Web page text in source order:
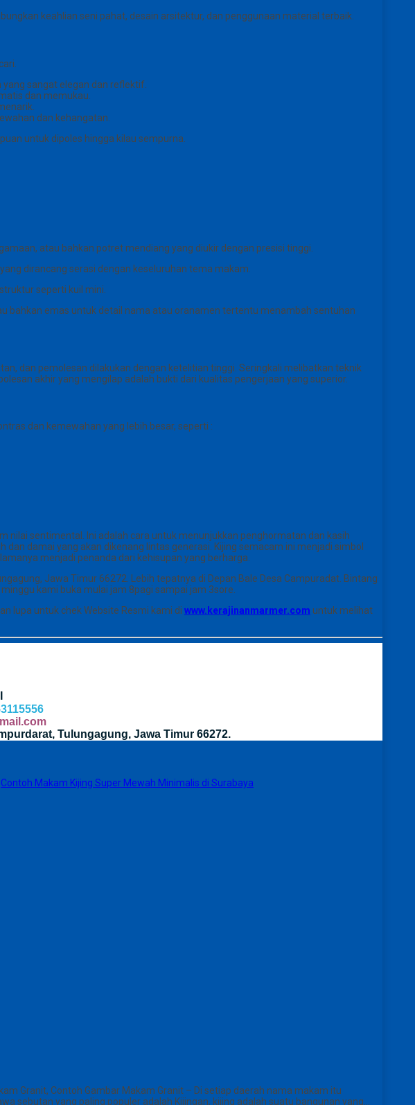
keahlian seni pahat, desain arsitektur, dan penggunaan material terbaik.
sangat elegan dan reflektif.
dan memukau.
dan kehangatan.
untuk dipoles hingga kilau sempurna.
atau bahkan potret mendiang yang diukir dengan presisi tinggi.
dirancang serasi dengan keseluruhan tema makam.
seperti kuil mini.
bahkan emas untuk detail nama atau oranamen tertentu menambah sentuhan
dan pemolesan dilakukan dengan ketelitian tinggi. Seringkali melibatkan teknik
akhir yang mengilap adalah bukti dari kualitas pengerjaan yang superior.
dan kemewahan yang lebih besar, seperti :
sentimental. Ini adalah cara untuk menunjukkan penghormatan dan kasih
damai yang akan dikenang lintas generasi. Kijing semacam ini menjadi simbol
menjadi penanda dari kehisupan yang berharga.
Jawa Timur 66272. Lebih tepatnya di Depan Bale Desa Campuradat. Bintang
kami buka mulai jam 8pagi sampai jam 3sore.
lupa untuk chek Website Resmi kami di www.kerajinanmarmer.com untuk melihat
Tulungagung, Jawa Timur 66272.
Contoh Makam Kijing Super Mewah Minimalis di Surabaya
Granit, Contoh Gambar Makam Granit – Di setiap daerah nama makam itu
sebutan yang paling populer adalah Kijingan, kijing adalah suatu bangunan yang…